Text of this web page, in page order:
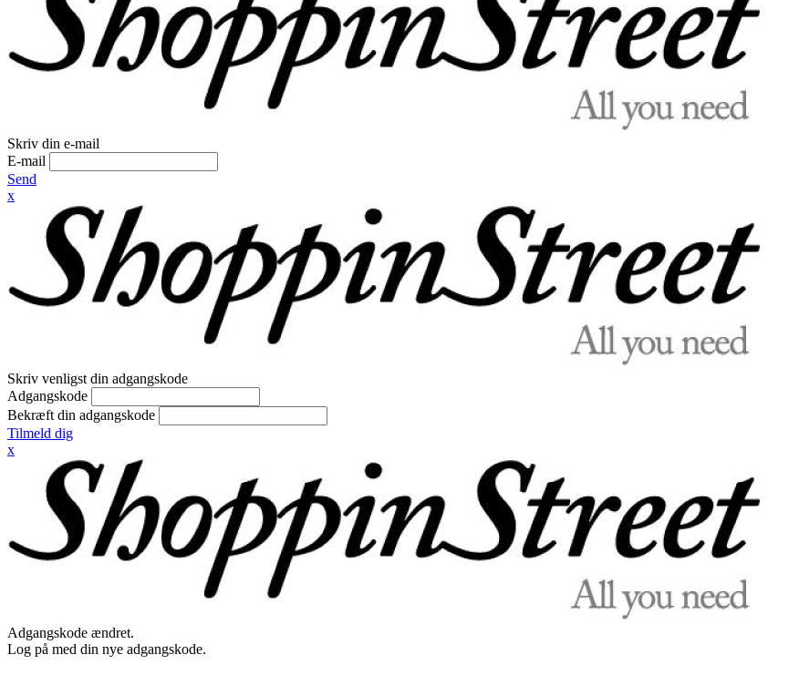
Skriv din e-mail
E-mail
Send
x
Skriv venligst din adgangskode
Adgangskode
Bekræft din adgangskode
Tilmeld dig
x
Adgangskode ændret.
Log på med din nye adgangskode.